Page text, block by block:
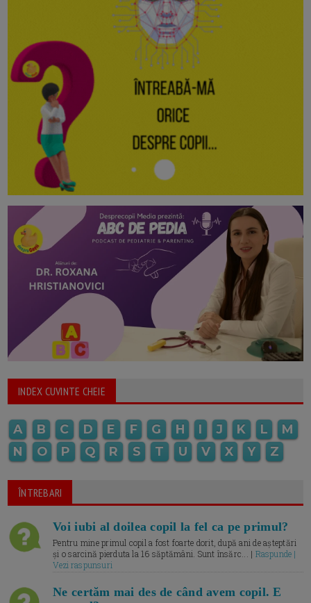
INDEX CUVINTE CHEIE
A B C D E F G H I J K L
M
N
O P Q R S T U V X Y Z
ÎNTREBARI
Voi iubi al doilea copil la fel ca pe primul?
Pentru mine primul copil a fost foarte dorit, după ani de așteptări
și o sarcină pierduta la 16 săptămâni. Sunt însărc... | Raspunde |
Vezi raspunsuri
Ne certăm mai des de când avem copil. E